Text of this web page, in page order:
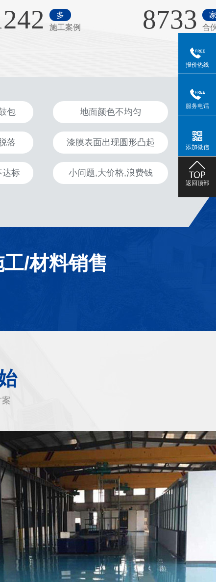
多
施工案例
8733
合
包 地面颜色不均匀
落 漆膜表面出现圆形凸起
达标 小问题,大价格,浪费钱
/材料销售
报价热线
服务电话
添加微信
返回顶部